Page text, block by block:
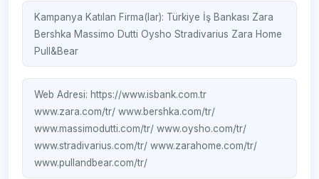
Kampanya Katılan Firma(lar): Türkiye İş Bankası Zara
BershkaMassimo DuttiOyshoStradivarius Zara Home
Pull&Bear
Web Adresi: https://www.isbank.com.tr
www.zara.com/tr/www.bershka.com/tr/
www.massimodutti.com/tr/www.oysho.com/tr/
www.stradivarius.com/tr/www.zarahome.com/tr/
www.pullandbear.com/tr/